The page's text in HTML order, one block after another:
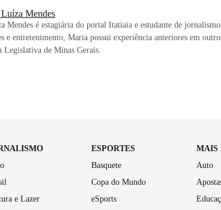
Mendes
Mendes é estagiária do portal Itatiaia e estudante de
e entretenimento, Maria possui experiência anteriores em
Legislativa de Minas Gerais.
e Lazer
ESPORTES
Basquete
Copa do Mundo
eSports
MAIS
Auto